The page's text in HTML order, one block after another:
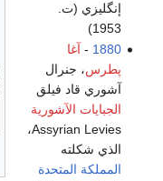
إنگليزي (ت.
1953)
1880
- آغا
پطرس، جنرال
آشوري قاد فيلق
الجبايات الآشورية
Assyrian Levies،
الذي شكلته
المملكة المتحدة